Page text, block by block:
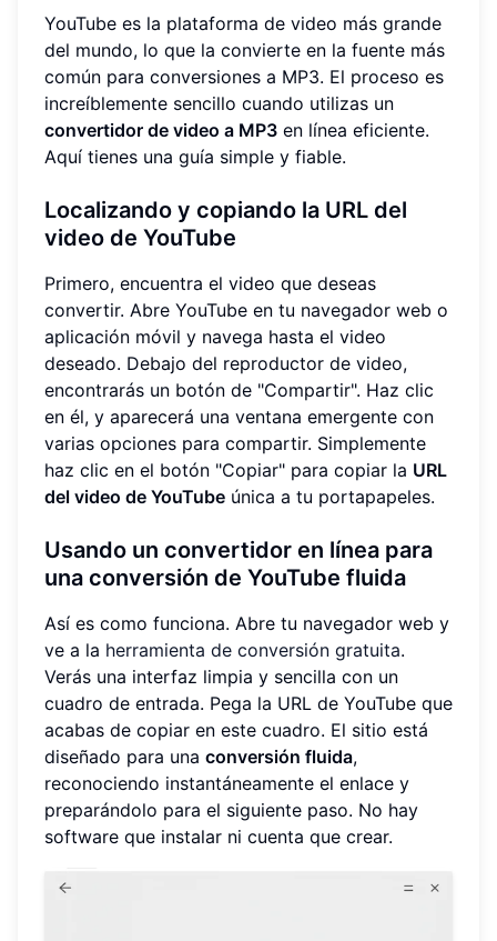
YouTube es la plataforma de video más grande
del mundo, lo que la convierte en la fuente más
común para conversiones a MP3. El proceso es
increíblemente sencillo cuando utilizas un
convertidor de video a MP3 en línea eficiente.
Aquí tienes una guía simple y fiable.
Localizando y copiando la URL del
video de YouTube
Primero, encuentra el video que deseas
convertir. Abre YouTube en tu navegador web o
aplicación móvil y navega hasta el video
deseado. Debajo del reproductor de video,
encontrarás un botón de "Compartir". Haz clic
en él, y aparecerá una ventana emergente con
varias opciones para compartir. Simplemente
haz clic en el botón "Copiar" para copiar la URL
del video de YouTube única a tu portapapeles.
Usando un convertidor en línea para
una conversión de YouTube fluida
Así es como funciona. Abre tu navegador web y
ve a la herramienta de conversión gratuita.
Verás una interfaz limpia y sencilla con un
cuadro de entrada. Pega la URL de YouTube que
acabas de copiar en este cuadro. El sitio está
diseñado para una conversión fluida,
reconociendo instantáneamente el enlace y
preparándolo para el siguiente paso. No hay
software que instalar ni cuenta que crear.